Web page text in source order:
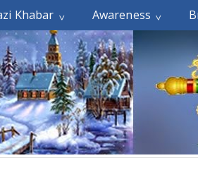
Khabar Awareness